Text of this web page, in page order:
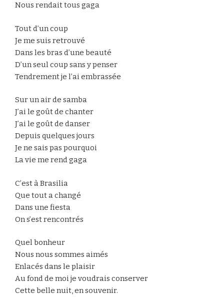
Nous rendait tous gaga
Tout d’un coup
Je me suis retrouvé
Dans les bras d’une beauté
D’un seul coup sans y penser
Tendrement je l’ai embrassée
Sur un air de samba
J’ai le goût de chanter
J’ai le goût de danser
Depuis quelques jours
Je ne sais pas pourquoi
La vie me rend gaga
C’est à Brasilia
Que tout a changé
Dans une fiesta
On s’est rencontrés
Quel bonheur
Nous nous sommes aimés
Enlacés dans le plaisir
Au fond de moi je voudrais conserver
Cette belle nuit, en souvenir.